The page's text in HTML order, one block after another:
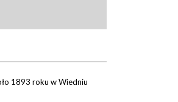
1893 roku w Wiedniu